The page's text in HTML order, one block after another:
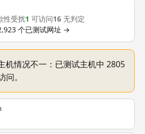
性受扰1 可访问16 无判定
个已测试网址 →
机情况不一：已测试主机中 2805
。